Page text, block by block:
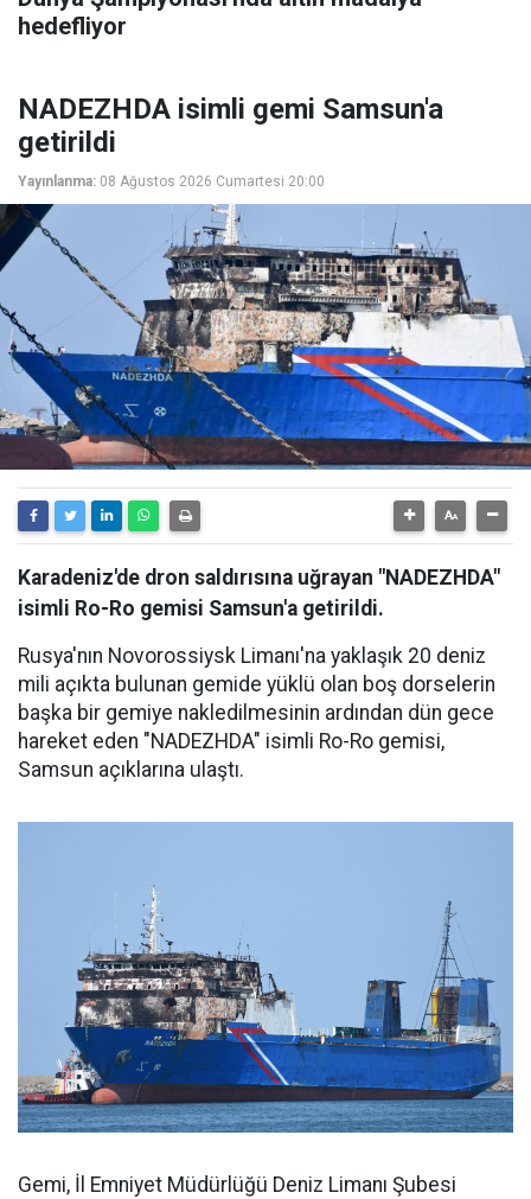
hedefliyor
NADEZHDA isimli gemi Samsun'a
getirildi
Yayınlanma: 08 Ağustos 2026 Cumartesi 20:00
Karadeniz'de dron saldırısına uğrayan "NADEZHDA"
isimli Ro-Ro gemisi Samsun'a getirildi.
Rusya'nın Novorossiysk Limanı'na yaklaşık 20 deniz
mili açıkta bulunan gemide yüklü olan boş dorselerin
başka bir gemiye nakledilmesinin ardından dün gece
hareket eden "NADEZHDA" isimli Ro-Ro gemisi,
Samsun açıklarına ulaştı.
Gemi, İl Emniyet Müdürlüğü Deniz Limanı Şubesi